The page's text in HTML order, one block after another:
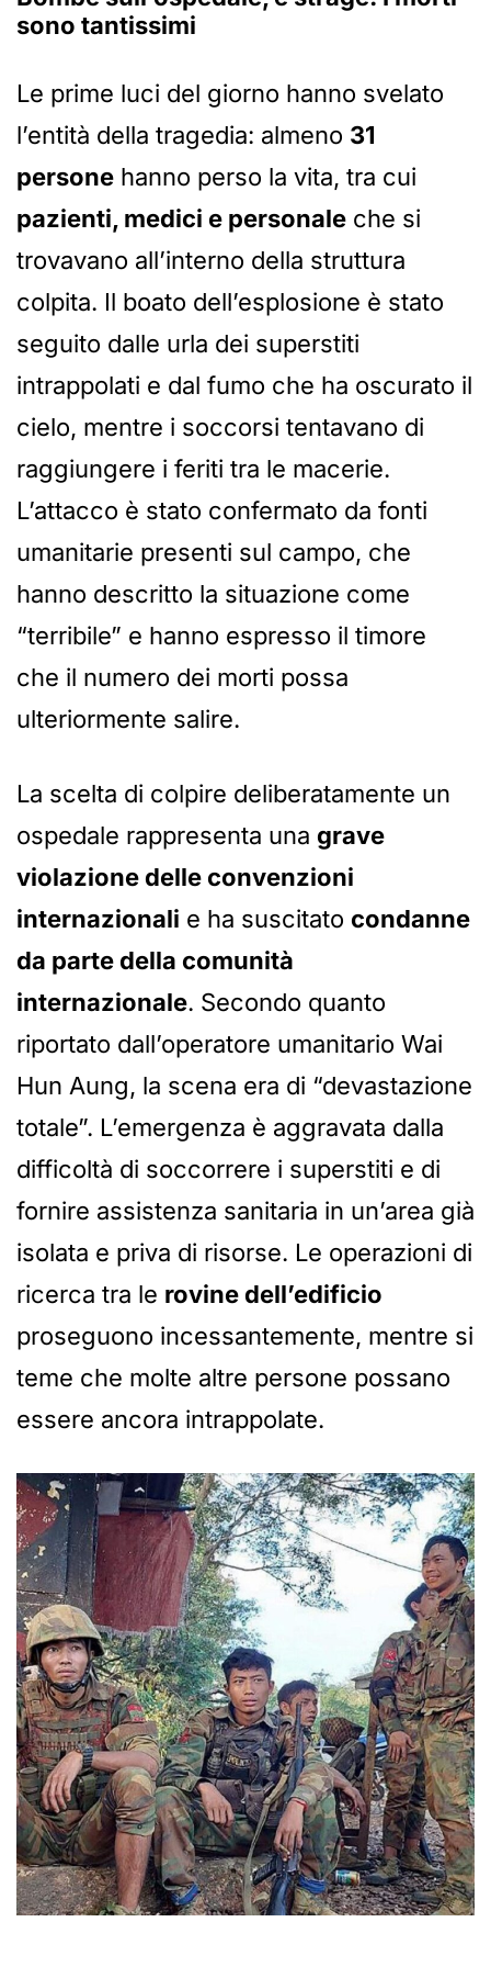
sono tantissimi
Le prime luci del giorno hanno svelato
l’entità della tragedia: almeno 31
persone hanno perso la vita, tra cui
pazienti, medici e personale che si
trovavano all’interno della struttura
colpita. Il boato dell’esplosione è stato
seguito dalle urla dei superstiti
intrappolati e dal fumo che ha oscurato il
cielo, mentre i soccorsi tentavano di
raggiungere i feriti tra le macerie.
L’attacco è stato confermato da fonti
umanitarie presenti sul campo, che
hanno descritto la situazione come
“terribile” e hanno espresso il timore
che il numero dei morti possa
ulteriormente salire.
La scelta di colpire deliberatamente un
ospedale rappresenta una grave
violazione delle convenzioni
internazionali e ha suscitato condanne
da parte della comunità
internazionale. Secondo quanto
riportato dall’operatore umanitario Wai
Hun Aung, la scena era di “devastazione
totale”. L’emergenza è aggravata dalla
difficoltà di soccorrere i superstiti e di
fornire assistenza sanitaria in un’area già
isolata e priva di risorse. Le operazioni di
ricerca tra le rovine dell’edificio
proseguono incessantemente, mentre si
teme che molte altre persone possano
essere ancora intrappolate.